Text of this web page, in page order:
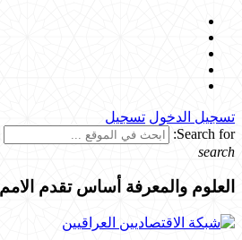
تسجيل الدخول تسجيل
Search for:
search
العلوم والمعرفة أساس تقدم الامم